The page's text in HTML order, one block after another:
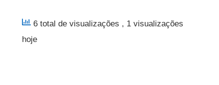
6 total de visualizações , 1 visualizações
hoje